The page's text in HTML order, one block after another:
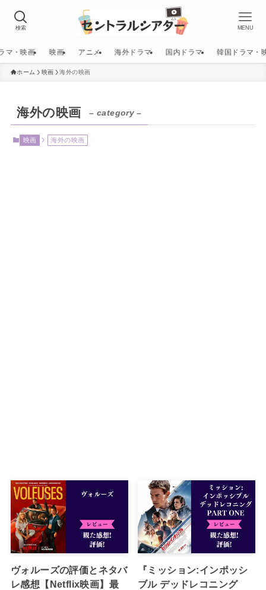
検索 MENU
マ・映画 映画 アニメ 海外ドラマ 国内ドラマ 韓国ドラマ・
ホーム 映画 海外の映画
海外の映画 – category –
映画 海外の映画
ヴォルーズの評価とネタバ
レ感想【Netflix映画】最
『ミッション:インポッシ
ブル デッドレコニング